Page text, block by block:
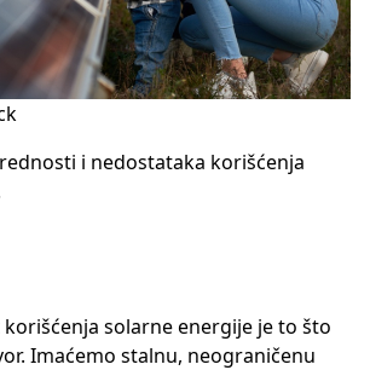
i nedostataka korišćenja
solarne energije je to što
Imaćemo stalnu, neograničenu